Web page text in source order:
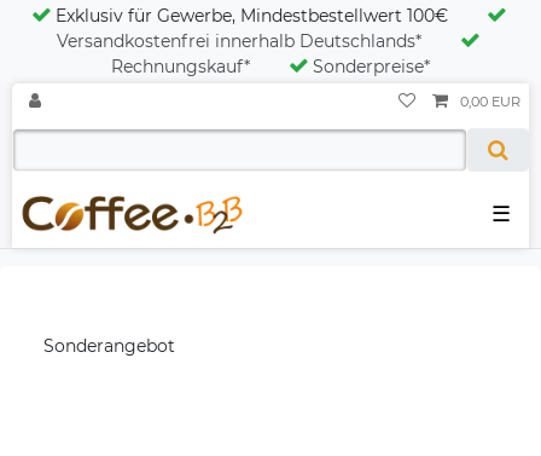
Exklusiv für Gewerbe, Mindestbestellwert 100€
Versandkostenfrei innerhalb Deutschlands*
Rechnungskauf*
Sonderpreise*
☰
0,00 EUR
Sonderangebot